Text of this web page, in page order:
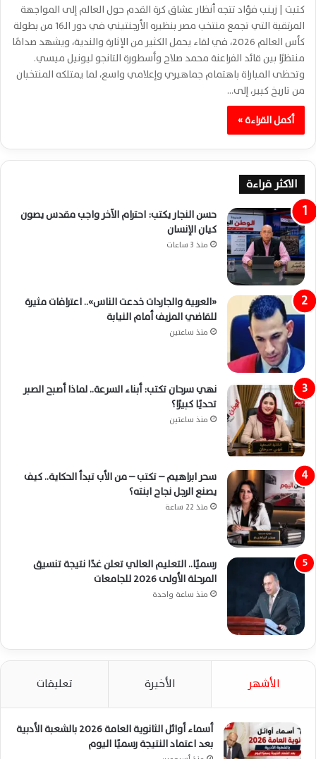
كتبت | زينب فؤاد تتجه أنظار عشاق كرة القدم حول العالم إلى المواجهة
المرتقبة التي تجمع منتخب مصر بنظيره الأرجنتيني في دور الـ16 من بطولة
كأس العالم 2026، في لقاء يحمل الكثير من الإثارة والندية، ويشهد صدامًا
منتظرًا بين قائد الفراعنة محمد صلاح وأسطورة التانجو ليونيل ميسي.
وتحظى المباراة باهتمام جماهيري وإعلامي واسع، لما يمتلكه المنتخبان
من تاريخ كبير، إلى…
أكمل القراءة »
الاكثر قراءة
حسن النجار يكتب: احترام الآخر واجب مقدس يصون
كيان الإنسان
منذ 3 ساعات
«العربية والجاردات خدعت الناس».. اعترافات مثيرة
للقاضي المزيف أمام النيابة
منذ ساعتين
نهي سرحان تكتب: أبناء السرعة.. لماذا أصبح الصبر
تحديًا كبيرًا؟
منذ ساعتين
سحر ابراهيم – تكتب – من الأب تبدأ الحكاية.. كيف
يصنع الرجل نجاح ابنته؟
منذ 22 ساعة
رسميًا.. التعليم العالي تعلن غدًا نتيجة تنسيق
المرحلة الأولى 2026 للجامعات
منذ ساعة واحدة
الأشهر الأخيرة تعليقات
أسماء أوائل الثانوية العامة 2026 بالشعبة الأدبية
بعد اعتماد النتيجة رسميًا اليوم